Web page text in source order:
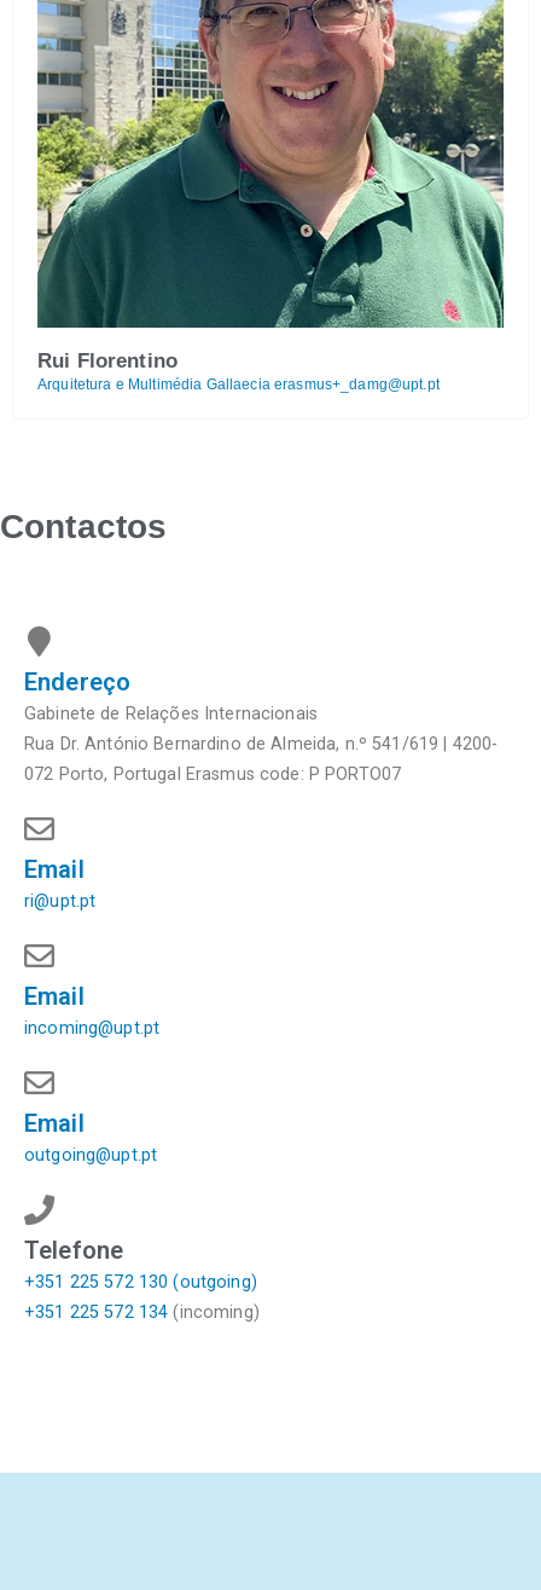
Rui Florentino
Arquitetura e Multimédia Gallaeciaerasmus+_damg@upt.pt
Contactos
Endereço
Gabinete de Relações Internacionais
Rua Dr. António Bernardino de Almeida, n.º 541/619 | 4200-
072 Porto, Portugal Erasmus code: P PORTO07
Email
ri@upt.pt
Email
incoming@upt.pt
Email
outgoing@upt.pt
Telefone
+351 225 572 130 (outgoing)
+351 225 572 134 (incoming)